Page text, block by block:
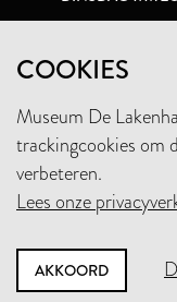
COOKIES
Museum De
trackingcookies om
verbeteren.
Lees onze
AKKOORD
+31 (0)71 5165360
STEUN HET
NIEUWSBRIEF